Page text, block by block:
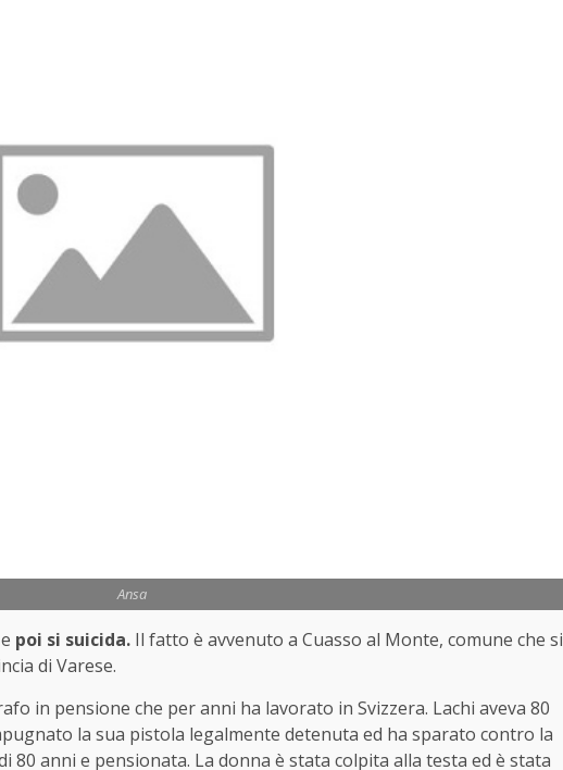
Ansa
poi si suicida. Il fatto è avvenuto a Cuasso al Monte, comune che si
di Varese.
in pensione che per anni ha lavorato in Svizzera. Lachi aveva 80
la sua pistola legalmente detenuta ed ha sparato contro la
80 anni e pensionata. La donna è stata colpita alla testa ed è stata